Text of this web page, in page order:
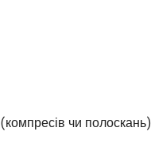
чи полоскань)